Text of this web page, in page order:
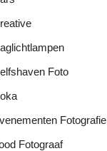
Foto
Fotografie
Fotograaf